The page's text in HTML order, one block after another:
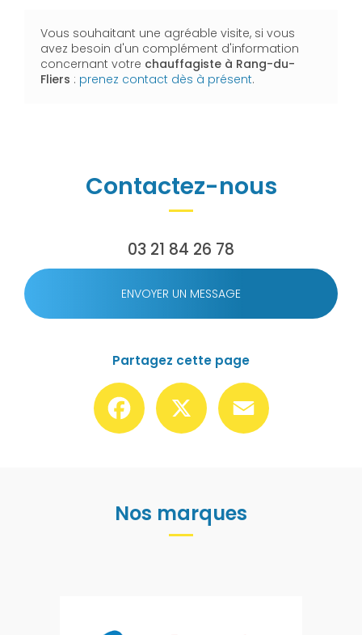
Vous souhaitant une agréable visite, si vous
avez besoin d'un complément d'information
concernant votre chauffagiste à Rang-du-
Fliers : prenez contact dès à présent.
Contactez-nous
03 21 84 26 78
ENVOYER UN MESSAGE
Partagez cette page
Facebook
Nos marques